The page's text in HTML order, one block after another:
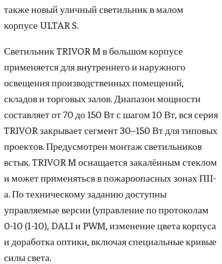
также новый уличный светильник в малом
корпусе ULTAR S.
Светильник TRIVOR M в большом корпусе
применяется для внутреннего и наружного
освещения производственных помещений,
складов и торговых залов. Диапазон мощности
составляет от 70 до 150 Вт с шагом 10 Вт, вся серия
TRIVOR закрывает сегмент 30–150 Вт для типовых
проектов. Предусмотрен монтаж светильников
встык. TRIVOR M оснащается закалённым стеклом
и может применяться в пожароопасных зонах ПII-
а. По техническому заданию доступны
управляемые версии (управление по протоколам
0-10 (1-10), DALI и PWM, изменение цвета корпуса
и доработка оптики, включая специальные кривые
силы света.